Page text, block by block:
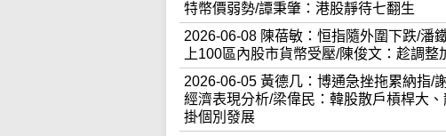
特幣價弱勢/譚秉肇：港股靜待七翻生
2026-06-08 陳蓓敏：恒指隨外圍下跌/潘
上100區內股市貨幣受壓/陳俊文：趁調整
2026-06-05 黃德几：博通急挫拖累納指/
經濟表現分析/梁偉民：韓股散戶槓桿大
掛個別發展